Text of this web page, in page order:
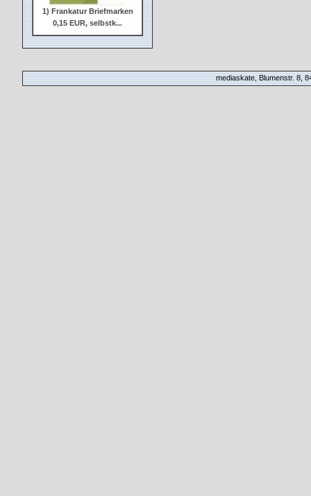
1) Frankatur Briefmarken
0,15 EUR, selbstk...
mediaskate, Blumenstr. 8,